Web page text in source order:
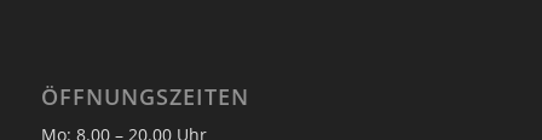
ÖFFNUNGSZEITEN
Mo: 8.00 – 20.00 Uhr